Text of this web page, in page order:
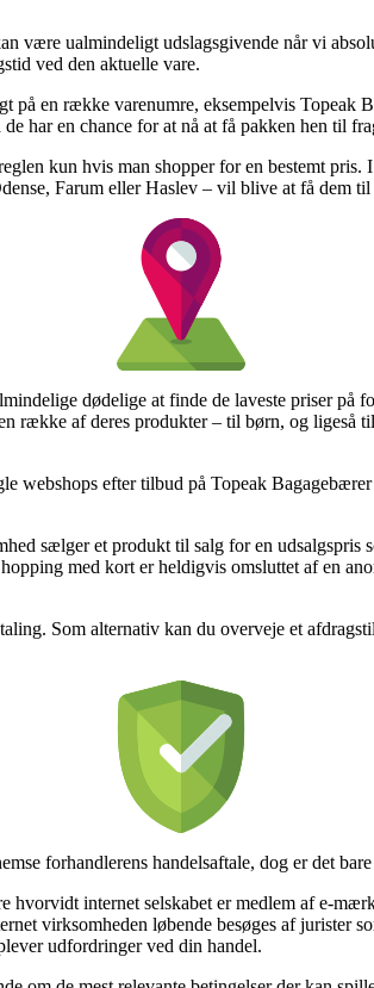
være ualmindeligt udslagsgivende når vi
ved den aktuelle vare.
på en række varenumre, eksempelvis Topeak
har en chance for at nå at få pakken hen til
kun hvis man shopper for en bestemt
Farum eller Haslev – vil blive at få dem
dødelige at finde de laveste priser på
række af deres produkter – til børn, og ligeså
webshops efter tilbud på Topeak
sælger et produkt til salg for en udsalgspris
med kort er heldigvis omsluttet af en
Som alternativ kan du overveje et
forhandlerens handelsaftale, dog er det
internet selskabet er medlem af e-
virksomheden løbende besøges af jurister
udfordringer ved din handel.